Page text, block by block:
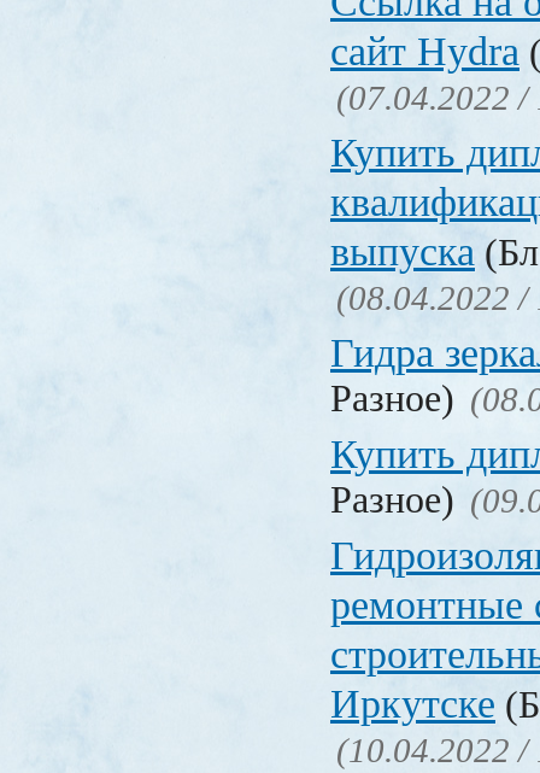
сайт Hydra
(07.04.2022 /
Купить
выпуска
(08.04.2022 /
Гидра
Разное)
Купить
Разное)
ремонтные
Иркутске
(10.04.2022 /